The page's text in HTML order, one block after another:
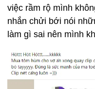
việc rầm rộ mình
nhắn chửi bới nói
làm gì sai nên mình